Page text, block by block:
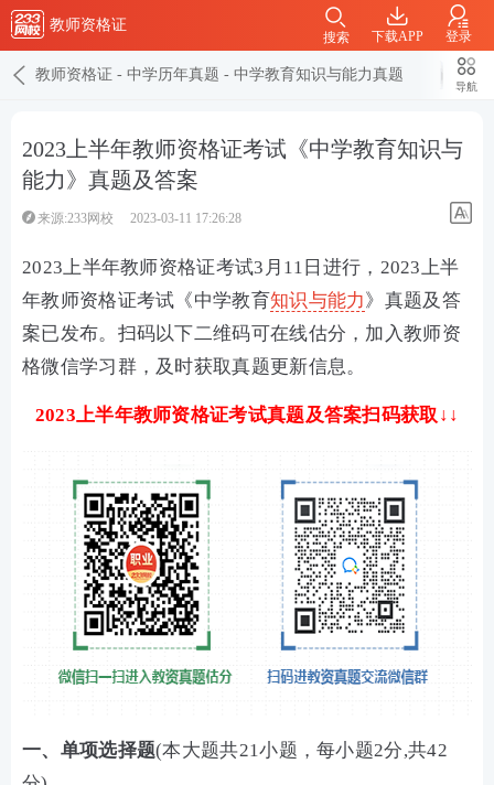
教师资格证
下载APP 登录
搜索
教师资格证 - 中学历年真题 - 中学教育知识与能力真题
导航
2023上半年教师资格证考试《中学教育知识与
能力》真题及答案
来源:233网校 2023-03-11 17:26:28
2023上半年教师资格证考试3月11日进行，2023上半
年教师资格证考试《中学教育知识与能力》真题及答
案已发布。扫码以下二维码可在线估分，加入教师资
格微信学习群，及时获取真题更新信息。
2023上半年教师资格证考试真题及答案扫码获取↓↓
一、单项选择题(本大题共21小题，每小题2分,共42